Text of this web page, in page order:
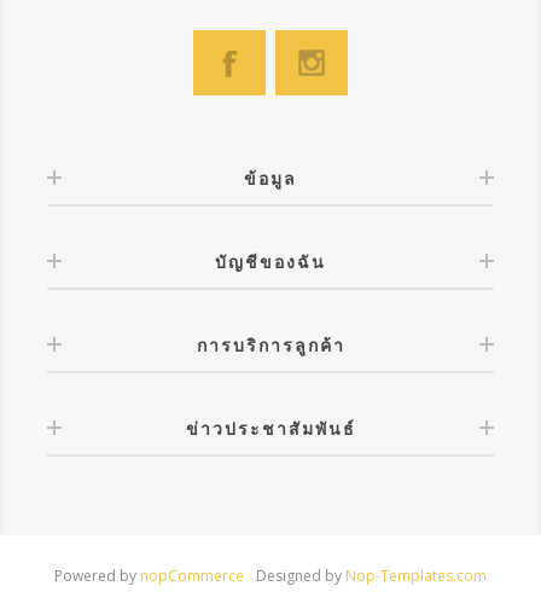
ข้อมูล
บัญชีของฉัน
การบริการลูกค้า
ข่าวประชาสัมพันธ์
Powered by nopCommerce Designed by Nop-Templates.com